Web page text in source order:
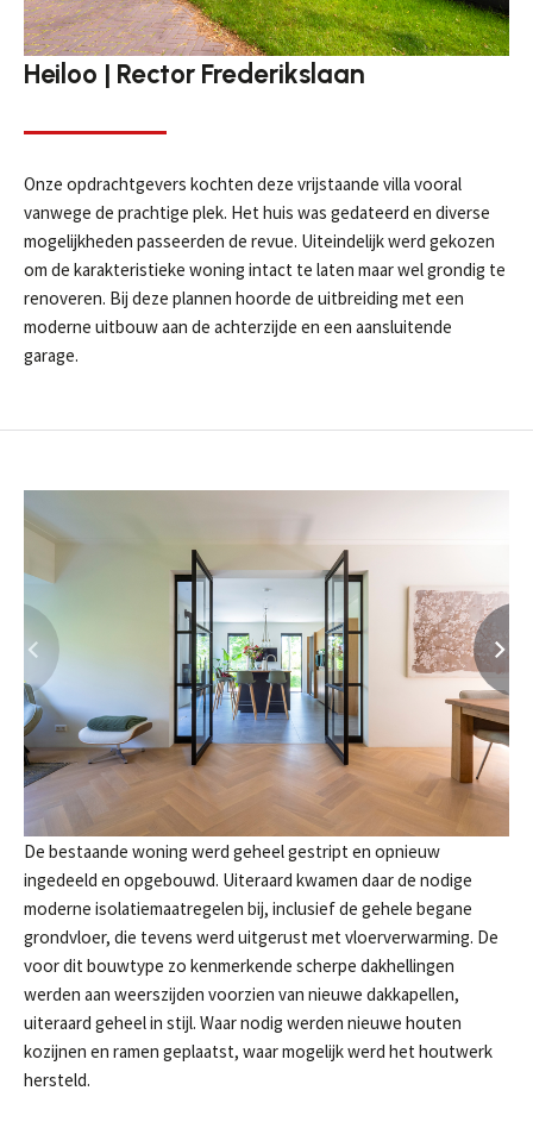
Heiloo | Rector Frederikslaan
Onze opdrachtgevers kochten deze vrijstaande villa vooral
vanwege de prachtige plek. Het huis was gedateerd en diverse
mogelijkheden passeerden de revue. Uiteindelijk werd gekozen
om de karakteristieke woning intact te laten maar wel grondig te
renoveren. Bij deze plannen hoorde de uitbreiding met een
moderne uitbouw aan de achterzijde en een aansluitende
garage.
De bestaande woning werd geheel gestript en opnieuw
ingedeeld en opgebouwd. Uiteraard kwamen daar de nodige
moderne isolatiemaatregelen bij, inclusief de gehele begane
grondvloer, die tevens werd uitgerust met vloerverwarming. De
voor dit bouwtype zo kenmerkende scherpe dakhellingen
werden aan weerszijden voorzien van nieuwe dakkapellen,
uiteraard geheel in stijl. Waar nodig werden nieuwe houten
kozijnen en ramen geplaatst, waar mogelijk werd het houtwerk
hersteld.
Aanmelden nieuwsbrief